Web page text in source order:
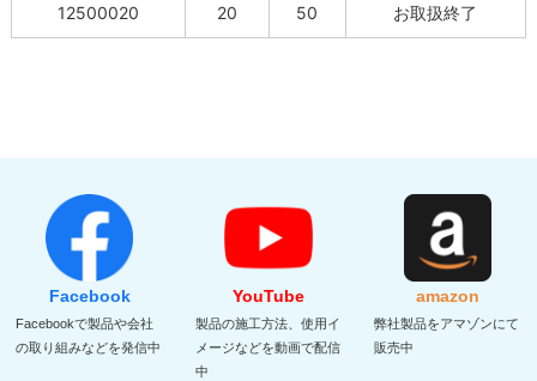
12500020 20 50 お取扱終了
Facebook
Facebookで製品や会社
の取り組みなどを発信中
YouTube
製品の施工方法、使用イ
メージなどを動画で配信
中
amazon
弊社製品をアマゾンにて
販売中